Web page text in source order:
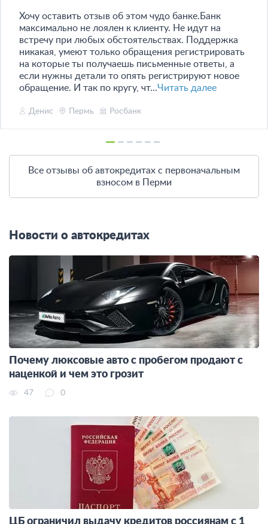
Хочу оставить отзыв об этом чудо банке.Банк
максимально не лоялен к клиенту. Не идут на
встречу при любых обстоятельствах. Поддержка
никакая, умеют только обращения регистрировать
на которые ты получаешь письменные ответы, а
если нужны детали то опять регистрируют новое
обращение. И так по кругу, чт...Читать далее
Денис Пермь Росбанк
Все отзывы об автокредитах с первоначальным
взносом в Перми
Новости о автокредитах
Почему люксовые авто с пробегом продают с
наценкой и чем это грозит
47 0
ЦБ ограничил выдачу кредитов россиянам с 1